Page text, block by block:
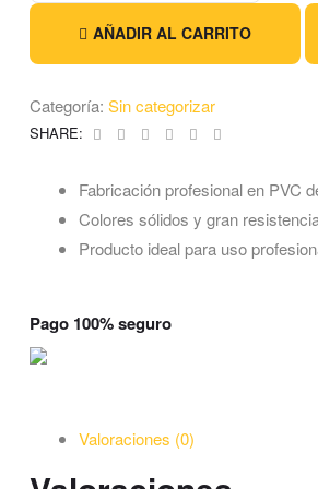
AÑADIR AL CARRITO
Categoría: Sin categorizar
SHARE: Facebook
TwitterLinkedinGoogle+Pinterest
Fabricación profesional en PVC
Colores sólidos y gran
Producto ideal para uso
Pago 100% seguro
Valoraciones (0)